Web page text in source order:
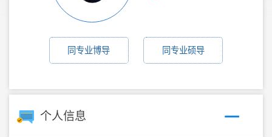
同专业博导 同专业硕导
个人信息